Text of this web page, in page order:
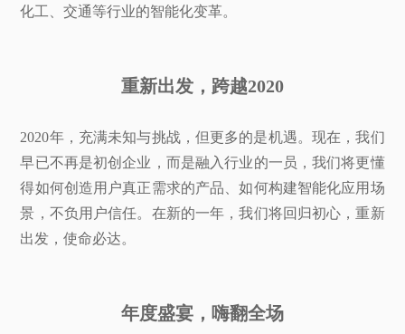
化工、交通等行业的智能化变革。
重新出发，跨越2020
2020年，充满未知与挑战，但更多的是机遇。现在，我们
早已不再是初创企业，而是融入行业的一员，我们将更懂
得如何创造用户真正需求的产品、如何构建智能化应用场
景，不负用户信任。在新的一年，我们将回归初心，重新
出发，使命必达。
年度盛宴，嗨翻全场